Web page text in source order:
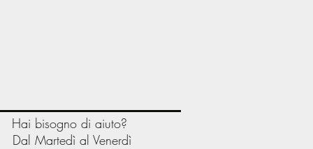
Hai bisogno di aiuto?
Dal Martedì al Venerdì